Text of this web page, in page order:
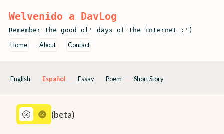
Welvenido a DavLog
Remember the good ol' days of the internet :')
Home
About Contact
English Español Essay Poem Short Story
🌚
🌝 (beta)